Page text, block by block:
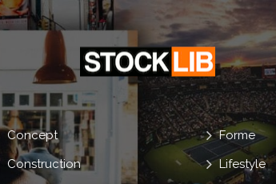
Concept
Construction
Forme
Lifestyle